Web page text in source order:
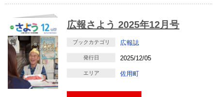
広報さよう 2025年12月号
ブックカテゴリ 広報誌
発行日 2025/12/05
エリア 佐用町